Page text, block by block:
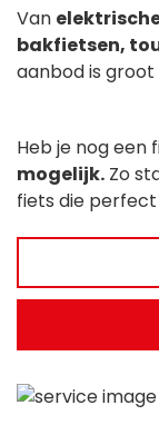
Van
bakfietsen,
aanbod is
Heb je nog een
mogelijk. Zo
fiets die perfect